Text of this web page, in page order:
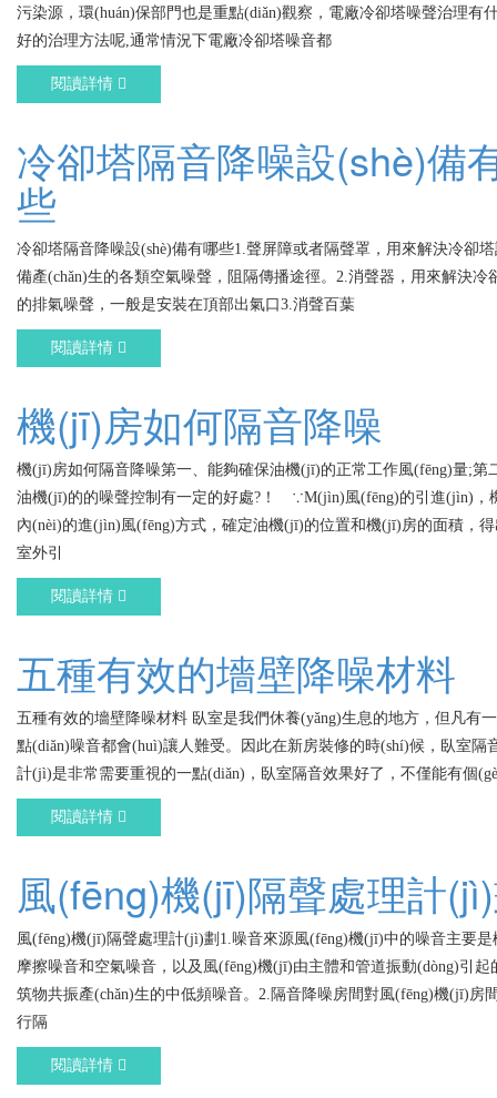
污染源，環(huán)保部門也是重點(diǎn)觀察，電廠冷卻塔噪聲治理有
好的治理方法呢,通常情況下電廠冷卻塔噪音都
閱讀詳情
冷卻塔隔音降噪設(shè)備
些
冷卻塔隔音降噪設(shè)備有哪些1.聲屏障或者隔聲罩，用來解決冷卻塔
備產(chǎn)生的各類空氣噪聲，阻隔傳播途徑。2.消聲器，用來解決
的排氣噪聲，一般是安裝在頂部出氣口3.消聲百葉
閱讀詳情
機(jī)房如何隔音降噪
機(jī)房如何隔音降噪第一、能夠確保油機(jī)的正常工作風(fēng)量;第
油機(jī)的的噪聲控制有一定的好處?！ ∵M(jìn)風(fēng)的引進(jìn)
內(nèi)的進(jìn)風(fēng)方式，確定油機(jī)的位置和機(jī)房的面積，
室外引
閱讀詳情
五種有效的墻壁降噪材料
五種有效的墻壁降噪材料 臥室是我們休養(yǎng)生息的地方，但凡有
點(diǎn)噪音都會(huì)讓人難受。因此在新房裝修的時(shí)候，臥室隔
計(jì)是非常需要重視的一點(diǎn)，臥室隔音效果好了，不僅能有個
閱讀詳情
風(fēng)機(jī)隔聲處理計
風(fēng)機(jī)隔聲處理計(jì)劃1.噪音來源風(fēng)機(jī)中的噪音主要
摩擦噪音和空氣噪音，以及風(fēng)機(jī)由主體和管道振動(dòng)引起
筑物共振產(chǎn)生的中低頻噪音。2.隔音降噪房間對風(fēng)機(jī)房
行隔
閱讀詳情